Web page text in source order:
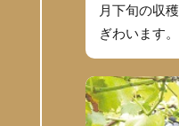
月下旬の収
ぎわいます。